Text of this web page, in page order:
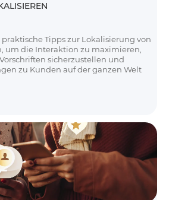
Tipps zur Lokalisierung von
um die Interaktion zu maximieren,
sicherzustellen und
zu Kunden auf der ganzen Welt